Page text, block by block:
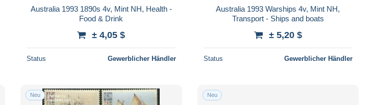
Australia 1993 1890s 4v, Mint NH, Health -
Food & Drink
± 4,05 $
Status Gewerblicher Händler
Australia 1993 Warships 4v, Mint NH,
Transport - Ships and boats
± 5,20 $
Status Gewerblicher Händler
Neu Neu